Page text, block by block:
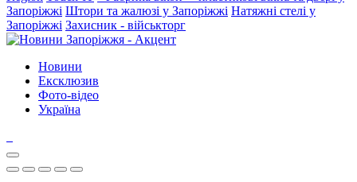
Запоріжжі Штори та жалюзі у Запоріжжі Натяжні стелі у
Запоріжжі Захисник - військторг
Новини
Ексклюзив
Фото-відео
Україна